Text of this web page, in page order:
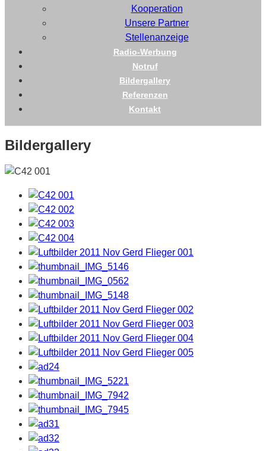
Kooperation
Unsere Partner
Stellenanzeige
Radio-Werbung
Notruf
Bildergallery
Referenzen
Kontakt
Bildergallery